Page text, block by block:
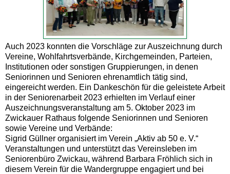
Auch 2023 konnten die Vorschläge zur Auszeichnung durch
Vereine, Wohlfahrtsverbände, Kirchgemeinden, Parteien,
Institutionen oder sonstigen Gruppierungen, in denen
Seniorinnen und Senioren ehrenamtlich tätig sind,
eingereicht werden. Ein Dankeschön für die geleistete Arbeit
in der Seniorenarbeit 2023 erhielten im Verlauf einer
Auszeichnungsveranstaltung am 5. Oktober 2023 im
Zwickauer Rathaus folgende Seniorinnen und Senioren
sowie Vereine und Verbände:
Sigrid Güllner organisiert im Verein „Aktiv ab 50 e. V.“
Veranstaltungen und unterstützt das Vereinsleben im
Seniorenbüro Zwickau, während Barbara Fröhlich sich in
diesem Verein für die Wandergruppe engagiert und bei